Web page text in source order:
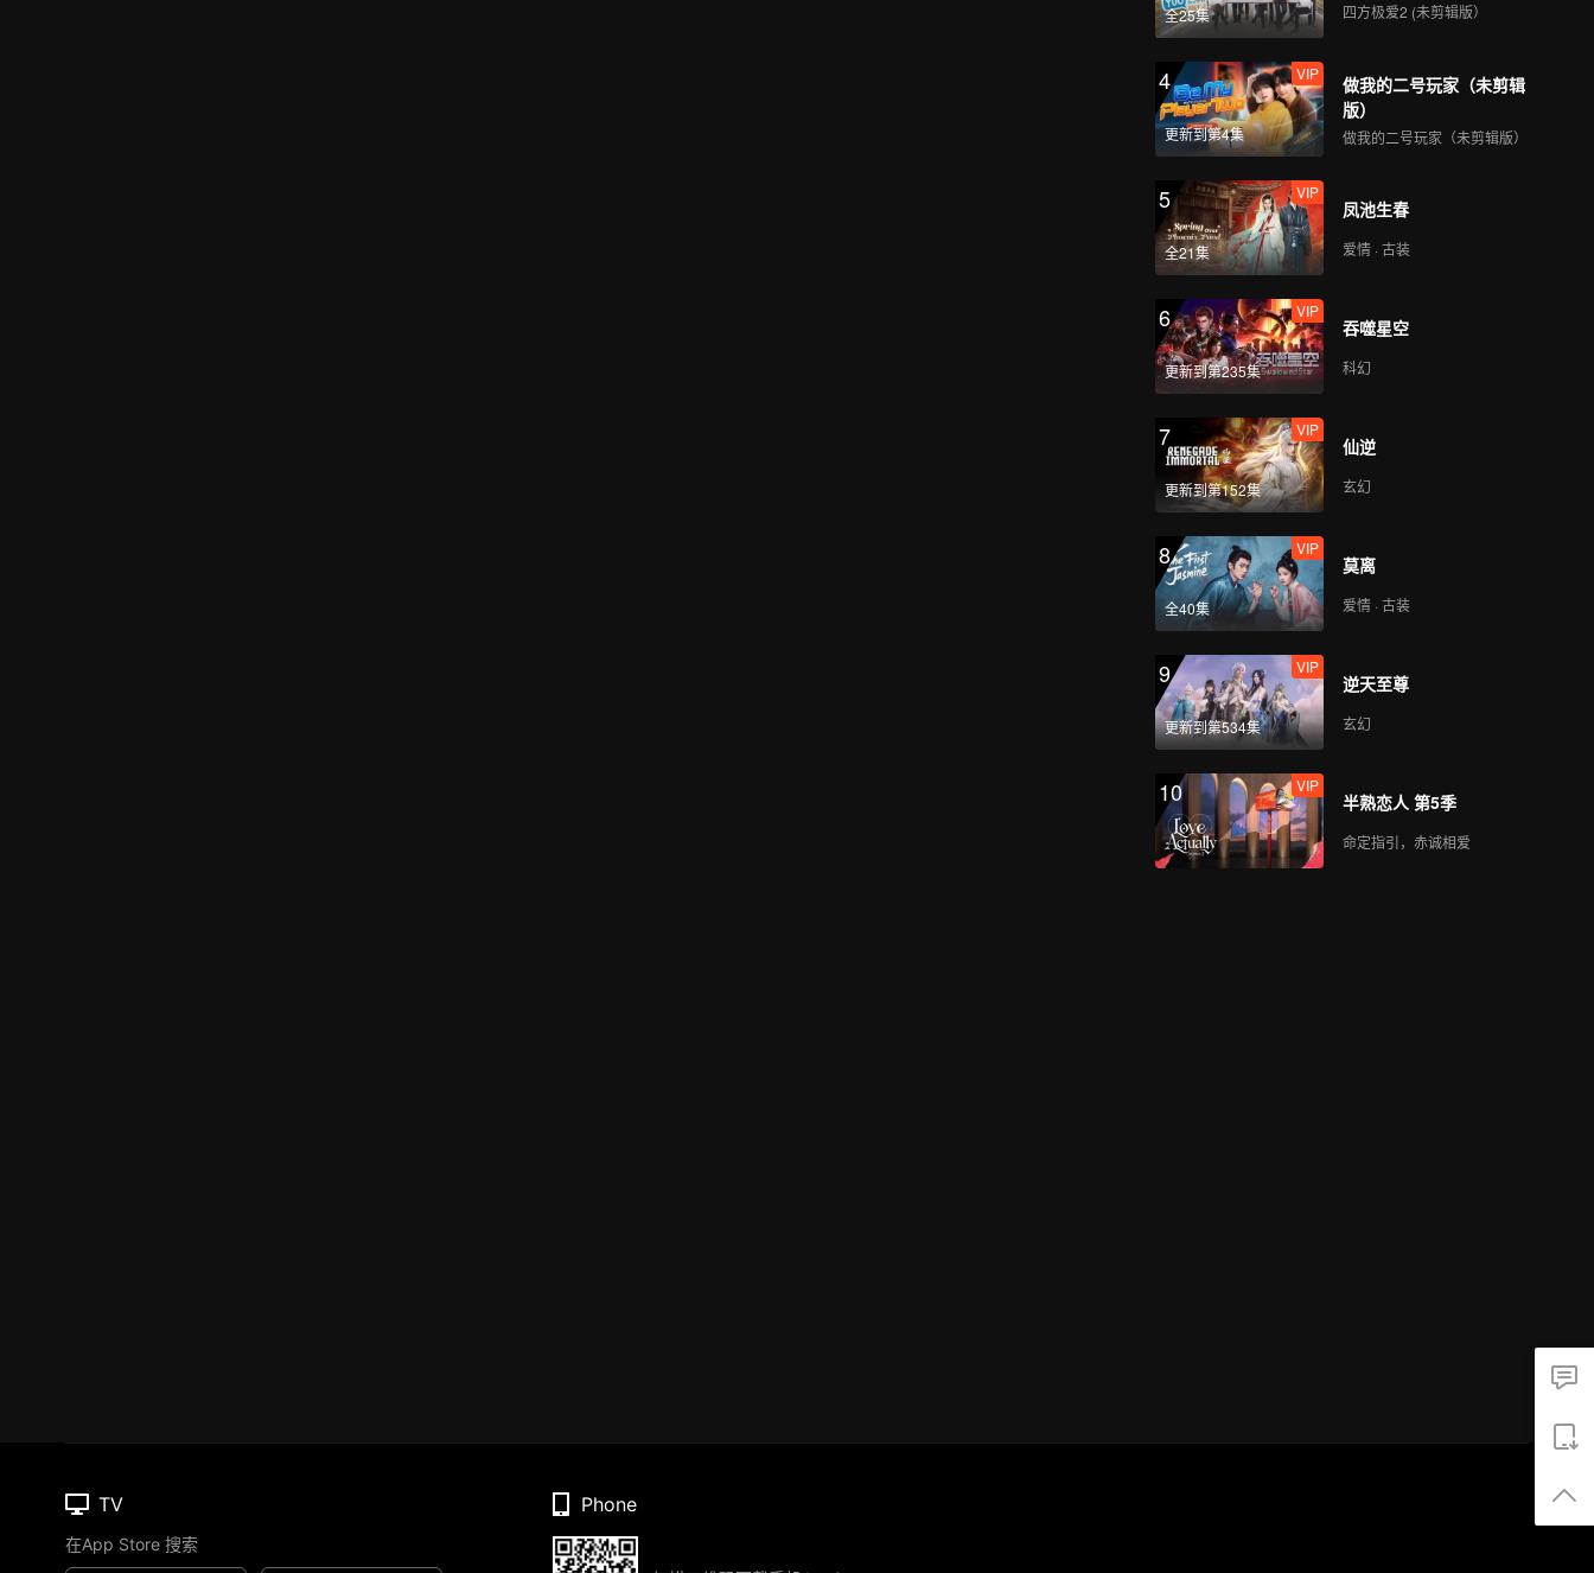
全25集 四方极爱2 (未剪辑版）
4
更新到第4集
VIP
做我的二号玩家（未剪辑
版）
做我的二号玩家（未剪辑版）
5
全21集
VIP
凤池生春
爱情 · 古装
6
更新到第235集
VIP
吞噬星空
科幻
7
更新到第152集
VIP
仙逆
玄幻
8
全40集
VIP
莫离
爱情 · 古装
9
更新到第534集
VIP
逆天至尊
玄幻
10 VIP
半熟恋人 第5季
命定指引，赤诚相爱
TV
在App Store 搜索
Phone